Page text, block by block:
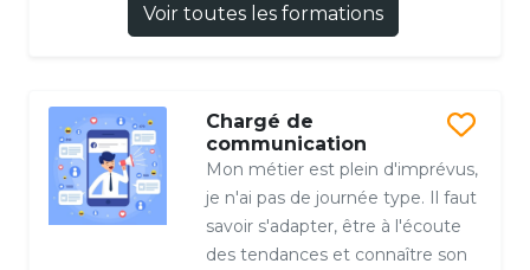
Voir toutes les formations
Chargé de
communication
Mon métier est plein d'imprévus,
je n'ai pas de journée type. Il faut
savoir s'adapter, être à l'écoute
des tendances et connaître son